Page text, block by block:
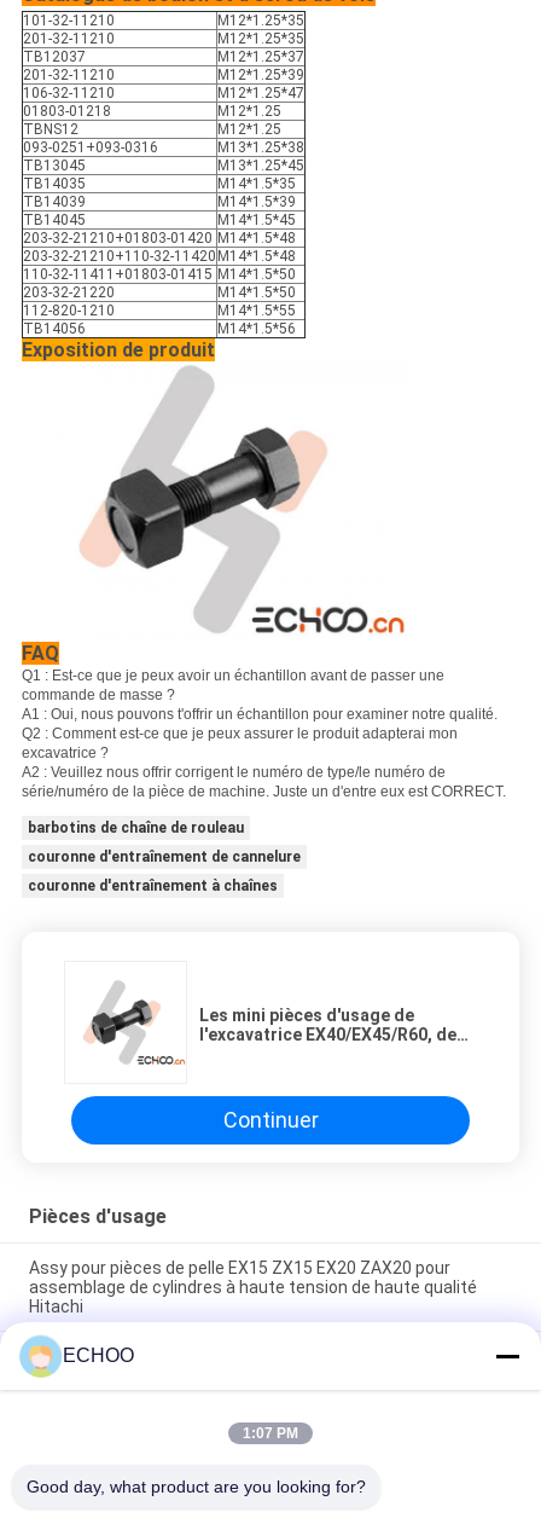
101-32-11210
M12*1.25*35
201-32-11210
M12*1.25*35
TB12037
M12*1.25*37
201-32-11210
M12*1.25*39
106-32-11210
M12*1.25*47
01803-01218
M12*1.25
TBNS12
M12*1.25
093-0251+093-0316
M13*1.25*38
TB13045
M13*1.25*45
TB14035
M14*1.5*35
TB14039
M14*1.5*39
TB14045
M14*1.5*45
203-32-21210+01803-01420 M14*1.5*48
203-32-21210+110-32-11420 M14*1.5*48
110-32-11411+01803-01415 M14*1.5*50
203-32-21220
M14*1.5*50
112-820-1210
M14*1.5*55
TB14056
M14*1.5*56
Exposition de produit
FAQ
Q1 : Est-ce que je peux avoir un échantillon avant de passer une
commande de masse ?
A1 : Oui, nous pouvons t'offrir un échantillon pour examiner notre qualité.
Q2 : Comment est-ce que je peux assurer le produit adapterai mon
excavatrice ?
A2 : Veuillez nous offrir corrigent le numéro de type/le numéro de
série/numéro de la pièce de machine. Juste un d'entre eux est CORRECT.
barbotins de chaîne de rouleau
couronne d'entraînement de cannelure
couronne d'entraînement à chaînes
Les mini pièces d'usage de
l'excavatrice EX40/EX45/R60, de
Continuer
Pièces d'usage
Assy pour pièces de pelle EX15 ZX15 EX20 ZAX20 pour
assemblage de cylindres à haute tension de haute qualité
Hitachi
9W1879 - 6Y6335 Pièces de rechange Accessoires supérieurs
Prix en gros pour l'adaptateur de dents de seau de
l'excavatrice CAT
Dents de godet V43SYL Pièces de rechange OEM Accessoires
ECHOO
1:07 PM
Good day, what product are you looking for?